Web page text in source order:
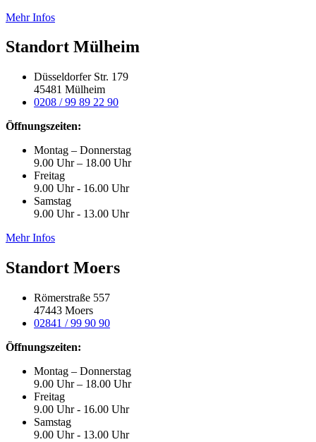
Mehr Infos
Standort Mülheim
Düsseldorfer Str. 179
45481 Mülheim
0208 / 99 89 22 90
Öffnungszeiten:
Montag – Donnerstag
9.00 Uhr – 18.00 Uhr
Freitag
9.00 Uhr - 16.00 Uhr
Samstag
9.00 Uhr - 13.00 Uhr
Mehr Infos
Standort Moers
Römerstraße 557
47443 Moers
02841 / 99 90 90
Öffnungszeiten:
Montag – Donnerstag
9.00 Uhr – 18.00 Uhr
Freitag
9.00 Uhr - 16.00 Uhr
Samstag
9.00 Uhr - 13.00 Uhr